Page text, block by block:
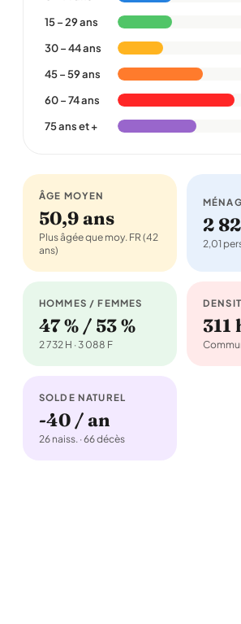
15 – 29 ans
30 – 44 ans
45 – 59 ans
60 – 74 ans
75 ans et +
ÂGE MOYEN
50,9 ans
Plus âgée que moy. FR (42
ans)
2
2,01
HOMMES / FEMMES
47 % / 53 %
2 732 H · 3 088 F
311
SOLDE NATUREL
-40 / an
26 naiss. · 66 décès